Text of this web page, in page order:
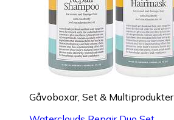
Gåvoboxar, Set & Multiprodukter